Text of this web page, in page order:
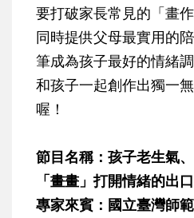
要打破家長常見的「畫
同時提供父母最實用的
筆成為孩子最好的情緒
和孩子一起創作出獨一
喔！
節目名稱：孩子老生氣
「畫畫」打開情緒的出口
專家來賓：國立臺灣師